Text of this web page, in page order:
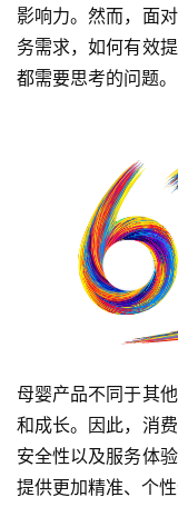
影响力。然而，面
务需求，如何有效
都需要思考的问题。
母婴产品不同于其
和成长。因此，消
安全性以及服务体
提供更加精准、个